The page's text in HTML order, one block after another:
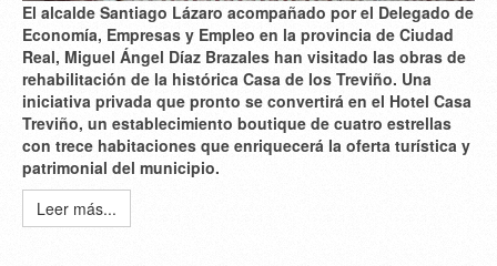
El alcalde Santiago Lázaro acompañado por el Delegado de
Economía, Empresas y Empleo en la provincia de Ciudad
Real, Miguel Ángel Díaz Brazales han visitado las obras de
rehabilitación de la histórica Casa de los Treviño. Una
iniciativa privada que pronto se convertirá en el Hotel Casa
Treviño, un establecimiento boutique de cuatro estrellas
con trece habitaciones que enriquecerá la oferta turística y
patrimonial del municipio.
Leer más...